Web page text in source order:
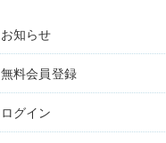
お知らせ
無料会員登録
ログイン